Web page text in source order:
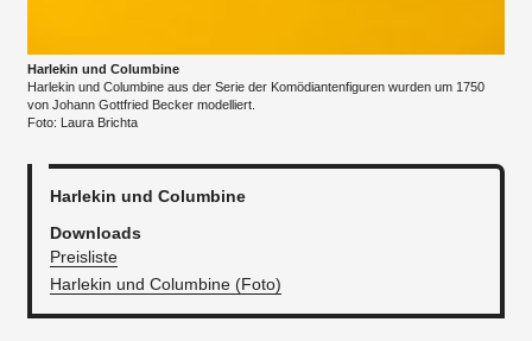
Harlekin und Columbine
Harlekin und Columbine aus der Serie der Komödiantenfiguren wurden um 1750
von Johann Gottfried Becker modelliert.
Foto: Laura Brichta
Harlekin und Columbine
Downloads
Preisliste
Harlekin und Columbine (Foto)